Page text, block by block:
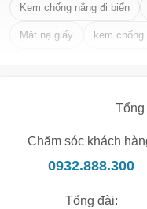
Kem chống nắng đi biển
Mặt nạ giấy kem
Tổng
Chăm sóc khách
0932.888.300
Tổng đài: